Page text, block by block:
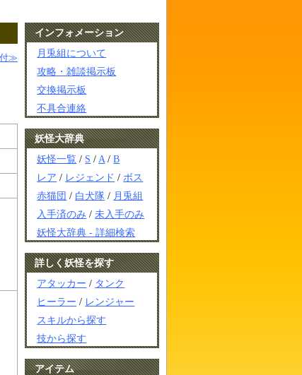
付≫
インフォメーション
月兎組について
攻略・雑談掲示板
交換掲示板
不具合連絡
妖怪大辞典
妖怪一覧 / S / A /B
レア / レジェンド / ボス
赤猫団 / 白犬隊 / 月兎組
入手済のみ /未入手のみ
妖怪大辞典 - 詳細検索
詳しく妖怪を探す
アタッカー / タンク
ヒーラー / レンジャー
スキルから探す
技から探す
アイテム